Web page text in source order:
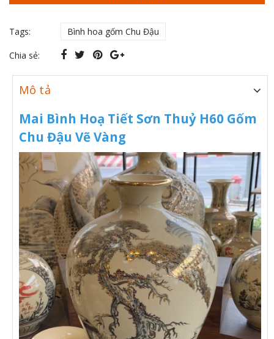
Tags: Bình hoa gốm Chu Đậu
Chia sẻ:
Mô tả
Mai Bình Hoạ Tiết Sơn Thuỷ H60 Gốm
Chu Đậu Vẽ Vàng